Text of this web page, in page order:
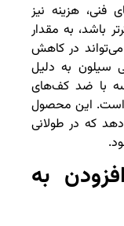
فنی، هزینه نیز
باشد، به مقدار
می‌تواند در کاهش
سیلون به دلیل
با ضد کف‌های
است. این محصول
که در طولانی
به